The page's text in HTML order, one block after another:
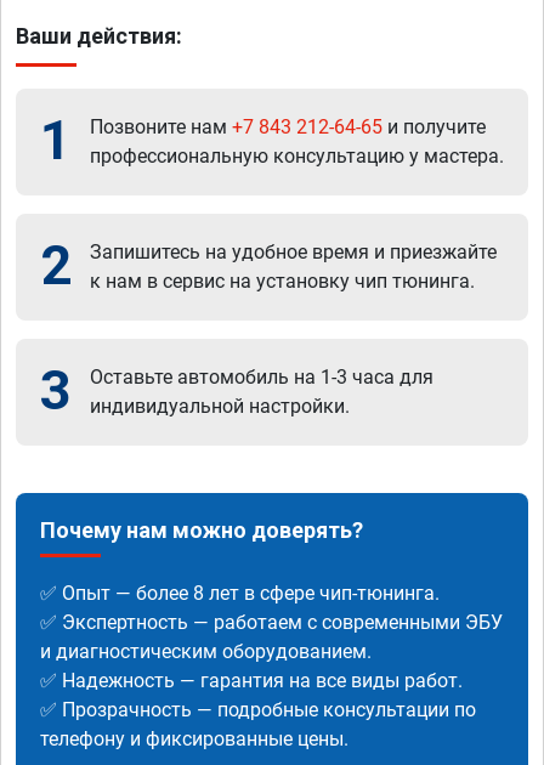
Ваши действия:
1 Позвоните нам +7 843 212-64-65 и получите
профессиональную консультацию у мастера.
2
Запишитесь на удобное время и приезжайте
к нам в сервис на установку чип тюнинга.
3
Оставьте автомобиль на 1-3 часа для
индивидуальной настройки.
Почему нам можно доверять?
✅ Опыт — более 8 лет в сфере чип-тюнинга.
✅ Экспертность — работаем с современными ЭБУ
и диагностическим оборудованием.
✅ Надежность — гарантия на все виды работ.
✅ Прозрачность — подробные консультации по
телефону и фиксированные цены.